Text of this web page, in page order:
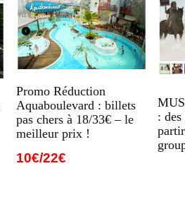
Promo Réduction
Aquaboulevard : billets
pas chers à 18/33€ – le
meilleur prix !
10€/22€
: